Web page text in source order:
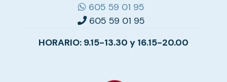
605 59 01 95
605 59 01 95
HORARIO: 9.15-13.30 y 16.15-20.00